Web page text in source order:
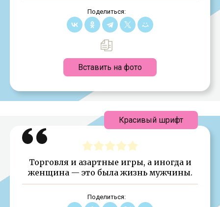
Поделиться:
Вставить на фото
Торговля и азартные игры, а иногда и
женщина — это была жизнь мужчины.
Поделиться:
Красивый шрифт